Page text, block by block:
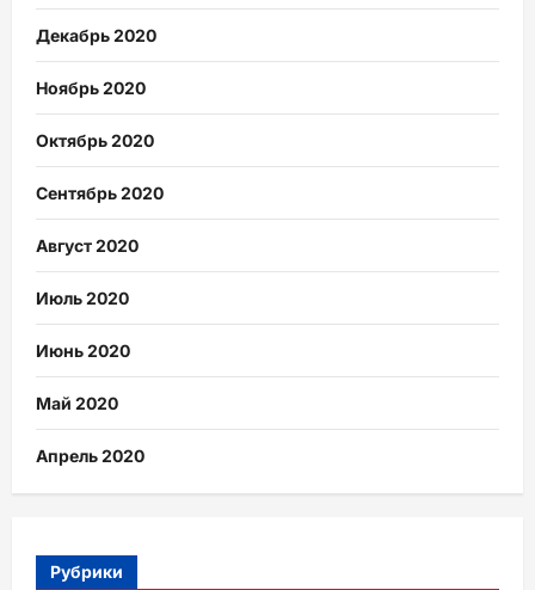
Декабрь 2020
Ноябрь 2020
Октябрь 2020
Сентябрь 2020
Август 2020
Июль 2020
Июнь 2020
Май 2020
Апрель 2020
Рубрики